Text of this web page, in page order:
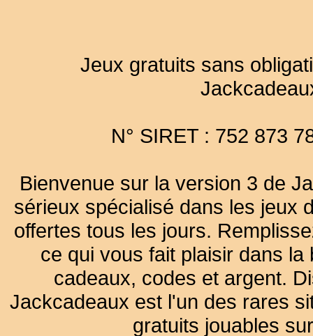
Jeux gratuits sans
N° SIRET : 752 873
Bienvenue sur la version 3 de
sérieux spécialisé dans les jeux
offertes tous les jours.
ce qui vous fait plaisir dans
cadeaux, codes et argent.
Jackcadeaux est l'un des rares
gratuits jouables